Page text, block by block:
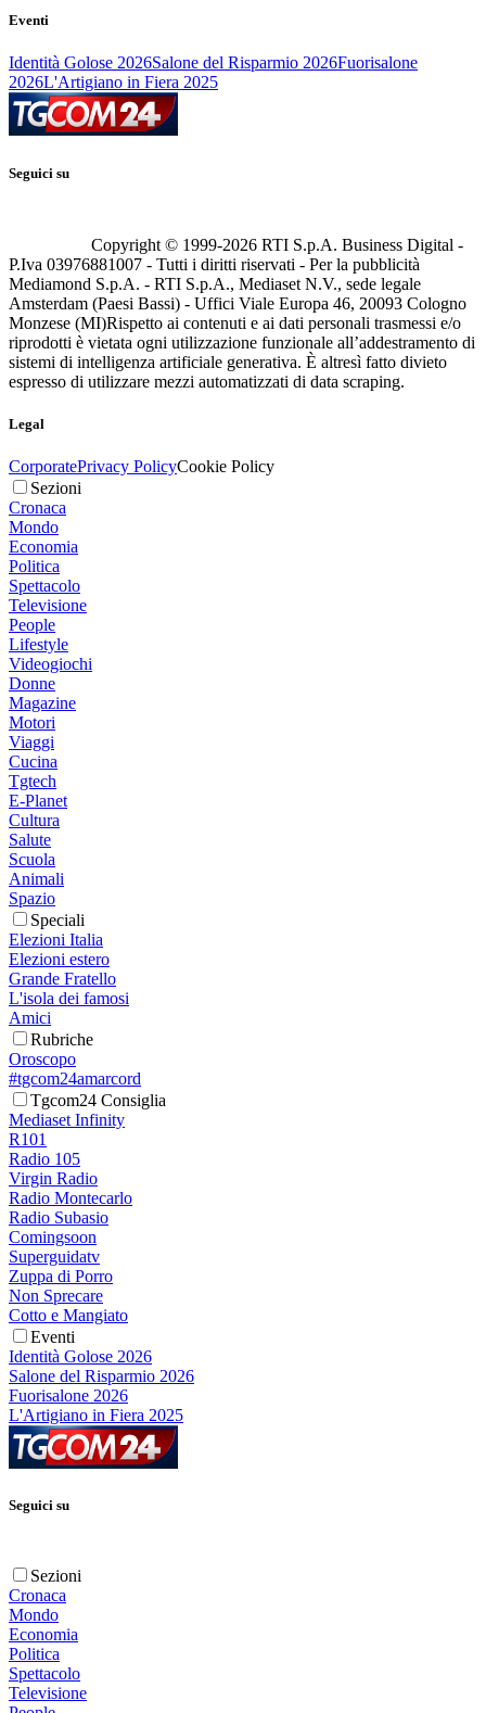
Eventi
Identità Golose 2026Salone del Risparmio 2026Fuorisalone
2026L'Artigiano in Fiera 2025
Seguici su
Copyright © 1999-2026 RTI S.p.A. Business Digital -
P.Iva 03976881007 - Tutti i diritti riservati - Per la pubblicità
Mediamond S.p.A. - RTI S.p.A., Mediaset N.V., sede legale
Amsterdam (Paesi Bassi) - Uffici Viale Europa 46, 20093 Cologno
Monzese (MI)Rispetto ai contenuti e ai dati personali trasmessi e/o
riprodotti è vietata ogni utilizzazione funzionale all’addestramento di
sistemi di intelligenza artificiale generativa. È altresì fatto divieto
espresso di utilizzare mezzi automatizzati di data scraping.
Legal
CorporatePrivacy PolicyCookie Policy
Sezioni
Cronaca
Mondo
Economia
Politica
Spettacolo
Televisione
People
Lifestyle
Videogiochi
Donne
Magazine
Motori
Viaggi
Cucina
Tgtech
E-Planet
Cultura
Salute
Scuola
Animali
Spazio
Speciali
Elezioni Italia
Elezioni estero
Grande Fratello
L'isola dei famosi
Amici
Rubriche
Oroscopo
#tgcom24amarcord
Tgcom24 Consiglia
Mediaset Infinity
R101
Radio 105
Virgin Radio
Radio Montecarlo
Radio Subasio
Comingsoon
Superguidatv
Zuppa di Porro
Non Sprecare
Cotto e Mangiato
Eventi
Identità Golose 2026
Salone del Risparmio 2026
Fuorisalone 2026
L'Artigiano in Fiera 2025
Seguici su
Sezioni
Cronaca
Mondo
Economia
Politica
Spettacolo
Televisione